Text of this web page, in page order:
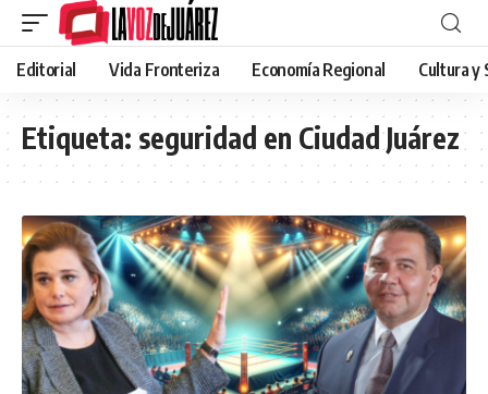
Editorial Vida Fronteriza Economía Regional Cultura y
Etiqueta:seguridad en Ciudad Juárez